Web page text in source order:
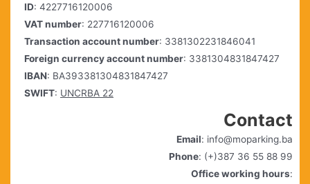
ID: 4227716120006
VAT number: 227716120006
Transaction account number: 3381302231846041
Foreign currency account number: 3381304831847427
IBAN: BA393381304831847427
SWIFT: UNCRBA 22
Contact
Email: info@moparking.ba
Phone: (+)387 36 55 88 99
Office working hours: